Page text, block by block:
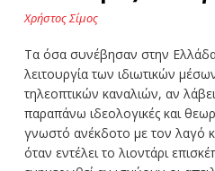
Χρήστος Σίμος
Τα όσα συνέβησαν στην
λειτουργία των ιδιωτικών
τηλεοπτικών καναλιών, αν
παραπάνω ιδεολογικές και
γνωστό ανέκδοτο με τον λαγό
όταν εντέλει το λιοντάρι